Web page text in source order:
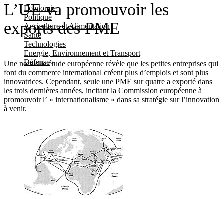
Economie
Politique
Agriculture et Alimentation
Santé
Technologies
Energie, Environnement et Transport
Défense
L’UE va promouvoir les
exports des PME
Une nouvelle étude européenne révèle que les petites entreprises qui
font du commerce international créent plus d’emplois et sont plus
innovatrices. Cependant, seule une PME sur quatre a exporté dans
les trois dernières années, incitant la Commission européenne à
promouvoir l’ « internationalisme » dans sa stratégie sur l’innovation
à venir.